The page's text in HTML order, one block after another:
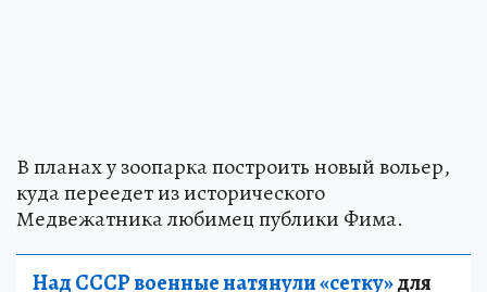
В планах у зоопарка построить новый вольер,
куда переедет из исторического
Медвежатника любимец публики Фима.
Над СССР военные натянули «сетку»для